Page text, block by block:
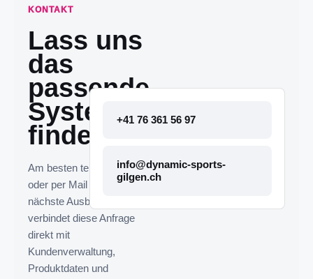
KONTAKT
Lass uns
das
passende
System
finden.
Am besten telefonisch
oder per Mail melden. Die
nächste Ausbaustufe
verbindet diese Anfrage
direkt mit
Kundenverwaltung,
Produktdaten und
+41 76 361 56 97
info@dynamic-sports-
gilgen.ch